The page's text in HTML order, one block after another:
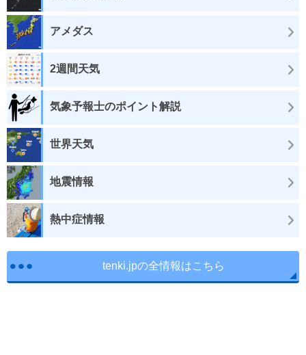
アメダス
2週間天気
気象予報士のポイント解説
世界天気
地震情報
熱中症情報
tenki.jpの全情報はこちら